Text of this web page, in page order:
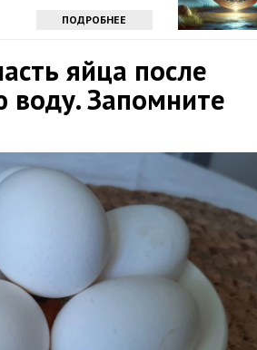
ПОДРОБНЕЕ
яйца после
воду. Запомните